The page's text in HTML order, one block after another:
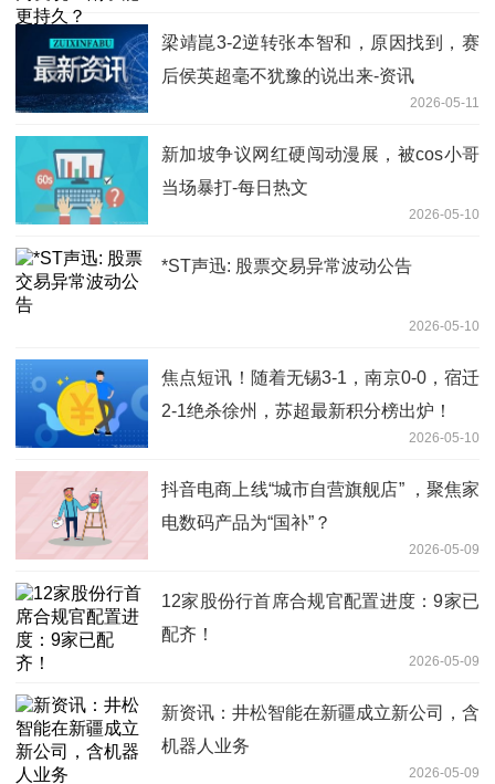
梁靖崑3-2逆转张本智和，原因找到，赛
后侯英超毫不犹豫的说出来-资讯
2026-05-11
新加坡争议网红硬闯动漫展，被cos小哥
当场暴打-每日热文
2026-05-10
*ST声迅: 股票交易异常波动公告
2026-05-10
焦点短讯！随着无锡3-1，南京0-0，宿迁
2-1绝杀徐州，苏超最新积分榜出炉！
2026-05-10
抖音电商上线“城市自营旗舰店” ，聚焦家
电数码产品为“国补”？
2026-05-09
12家股份行首席合规官配置进度：9家已
配齐！
2026-05-09
新资讯：井松智能在新疆成立新公司，含
机器人业务
2026-05-09